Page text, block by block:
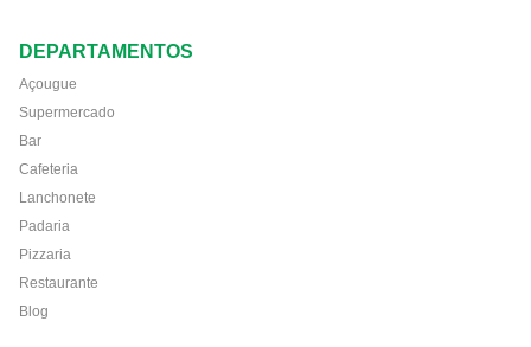
DEPARTAMENTOS
Açougue
Supermercado
Bar
Cafeteria
Lanchonete
Padaria
Pizzaria
Restaurante
Blog